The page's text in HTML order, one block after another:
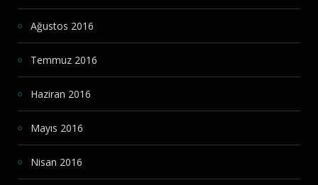
Ağustos 2016
Temmuz 2016
Haziran 2016
Mayıs 2016
Nisan 2016